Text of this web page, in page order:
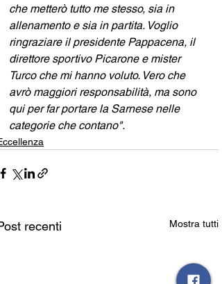
che metterò tutto me stesso, sia in
allenamento e sia in partita. Voglio
ringraziare il presidente Pappacena, il
direttore sportivo Picarone e mister
Turco che mi hanno voluto. Vero che
avrò maggiori responsabilità, ma sono
qui per far portare la Sarnese nelle
categorie che contano".
recenti Mostra tutti